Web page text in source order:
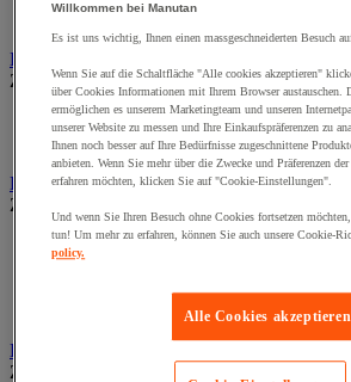
Wand-Display
Beschilderung
Zur gesamten Produktgruppe
Halter für Türschild und Hinweisschild
Hinweisschild auf Befestigungspaltte
Bodenmatten für Büro- und
Zur gesamten Produktgruppe
Anti-Ermüdungsmatte für Büroräume
Bodenschutzmatte
Gittermatte für Gemeinschaftsräume
Matte für Eingangsbereich
Büromaterial und Büromöbel
Zur gesamten Produktgruppe
Willkommen bei Manutan
Es ist uns wichtig, Ihnen einen massgeschneiderten Besuch
Wenn Sie auf die Schaltfläche "Alle cookies akzeptieren"
über Cookies Informationen mit Ihrem Browser austauschen.
ermöglichen es unserem Marketingteam und unseren
unserer Website zu messen und Ihre Einkaufspräferenzen zu
Ihnen noch besser auf Ihre Bedürfnisse zugeschnittene
anbieten. Wenn Sie mehr über die Zwecke und Präferenzen
erfahren möchten, klicken Sie auf "Cookie-Einstellungen".
Und wenn Sie Ihren Besuch ohne Cookies fortsetzen
tun! Um mehr zu erfahren, können Sie auch unsere Cookie-
policy.
Alle Cookies akzeptieren